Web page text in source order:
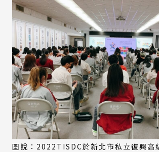
圖說：2022TISDC於新北市私立復興高